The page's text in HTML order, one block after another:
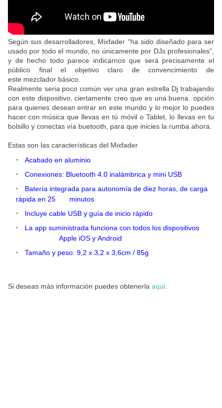
Según sus desarrolladores, Mixfader “ha sido diseñado para ser
usado por todo el mundo, no únicamente por DJs profesionales”,
y de hecho todo parece indicarnos que será precisamente el
público final el objetivo claro de convencimiento de
este mezclador básico.
Realmente seria poco común ver una gran estrella Dj trabajando
con este dispositivo, ciertamente creo que es una buena opción
para quienes desean entrar en este mundo y lo mejor lo puedes
hacer con música que llevas en tú móvil o Tablet, lo llevas en tu
bolsillo y conectas vía buetooth, para que inicies la rumba ahora.
Estas son las características del Mixfader
Acabado en aluminio
Conexiones: Bluetooth 4.0 inalámbrica y mini USB
Batería integrada para autonomía de diez horas, de carga
rápida en 25 minutos
Incluye cable USB y guía de inicio rápido
La app suministrada funciona con todos los dispositivos
Apple iOS y Android
Tamaño y peso: 9,2 x 3,2 x 3,6cm / 85g
Si deseas más información puedes obtenerla aqui.